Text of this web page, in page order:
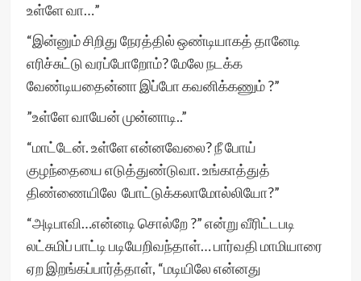
உள்ளே வா…”
“இன்னும் சிறிது நேரத்தில் ஒண்டியாகத் தானேடி
எரிச்சுட்டு வரப்போறோம்? மேலே நடக்க
வேண்டியதைன்னா இப்போ கவனிக்கணும் ?”
”உள்ளே வாயேன் முன்னாடி..”
“மாட்டேன். உள்ளே என்னவேலை? நீ போய்
குழந்தையை எடுத்துண்டுவா. உங்காத்துத்
திண்ணையிலே போட்டுக்கலாமோல்லியோ?”
“அடிபாவி…என்னடி சொல்றே ?” என்று வீரிட்டபடி
லட்சுமிப் பாட்டி படியேறிவந்தாள்… பார்வதி மாமியாரை
ஏற இறங்கப்பார்த்தாள், “மடியிலே என்னது